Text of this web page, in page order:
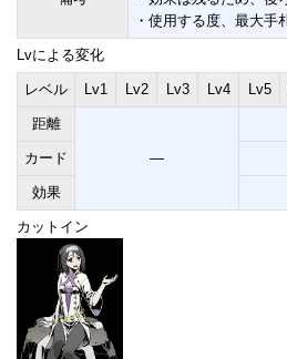
・使用する度、最大手
Lvによる変化
レベル Lv1 Lv2 Lv3 Lv4 Lv5
距離
―
カード
効果
カットイン